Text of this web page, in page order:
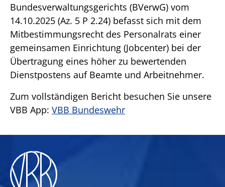
Bundesverwaltungsgerichts (BVerwG) vom
14.10.2025 (Az. 5 P 2.24) befasst sich mit dem
Mitbestimmungsrecht des Personalrats einer
gemeinsamen Einrichtung (Jobcenter) bei der
Übertragung eines höher zu bewertenden
Dienstpostens auf Beamte und Arbeitnehmer.
Zum vollständigen Bericht besuchen Sie unsere
VBB App: VBB Bundeswehr